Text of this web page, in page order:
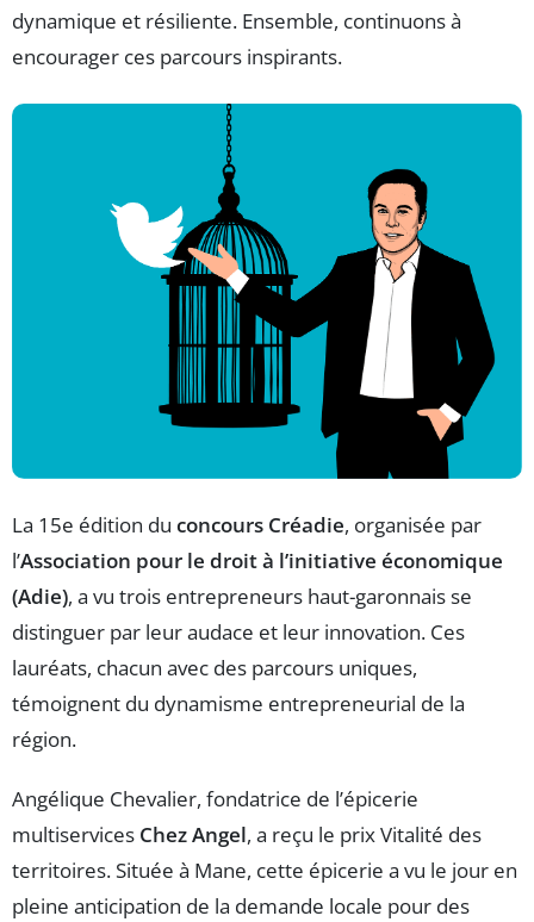
dynamique et résiliente. Ensemble, continuons à
encourager ces parcours inspirants.
La 15e édition du concours Créadie, organisée par
l’Association pour le droit à l’initiative économique
(Adie), a vu trois entrepreneurs haut-garonnais se
distinguer par leur audace et leur innovation. Ces
lauréats, chacun avec des parcours uniques,
témoignent du dynamisme entrepreneurial de la
région.
Angélique Chevalier, fondatrice de l’épicerie
multiservices Chez Angel, a reçu le prix Vitalité des
territoires. Située à Mane, cette épicerie a vu le jour en
pleine anticipation de la demande locale pour des